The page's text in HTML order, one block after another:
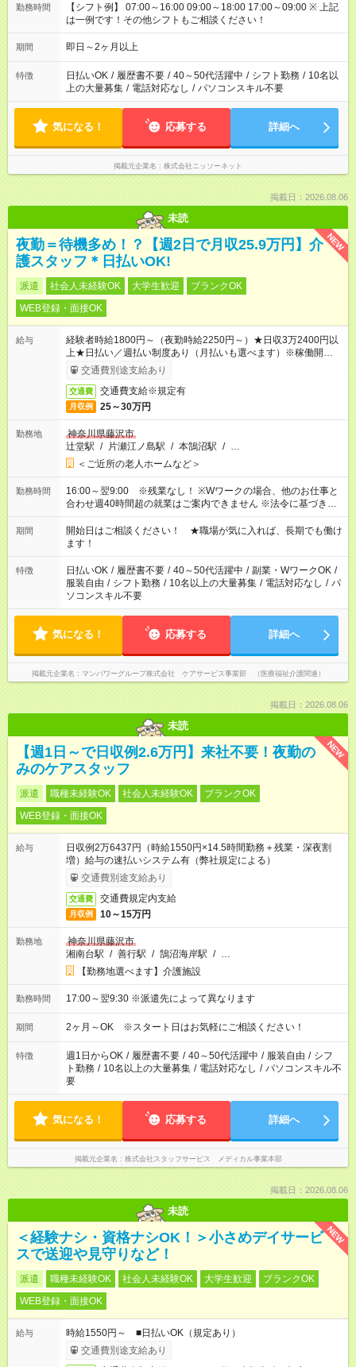
勤務時間
【シフト例】 07:00～16:00 09:00～18:00 17:00～09:00 ※ 上記
は一例です！その他シフトもご相談ください！
期間 即日～2ヶ月以上
特徴 日払いOK / 履歴書不要 / 40～50代活躍中 / シフト勤務 / 10名以
上の大量募集 / 電話対応なし / パソコンスキル不要
気になる！ 応募する 詳細へ
掲載元企業名 株式会社ニッソーネット
掲載日：2026.08.06
未読
NEW
夜勤＝待機多め！？【週2日で月収25.9万円】介
護スタッフ＊日払いOK!
派遣 社会人未経験OK 大学生歓迎
ブランクOK
WEB登録・面接OK
給与
経験者時給1800円～（夜勤時給2250円～）★日収3万2400円以
上★日払い／週払い制度あり（月払いも選べます）※稼働開始時
は手続き完了次第のお支払いとなります。
交通費別途支給あり
交通費 交通費支給※規定有
月収例 25～30万円
勤務地
神奈川県藤沢市
辻堂駅 / 片瀬江ノ島駅 / 本鵠沼駅 / …
＜ご近所の老人ホームなど＞
勤務時間
16:00～翌9:00 ※残業なし！ ※Wワークの場合、他のお仕事と
合わせ週40時間超の就業はご案内できません ※法令に基づき、
週20時間以上勤務は社会保険への加入対象となります ※労働者
派遣法（日雇い派遣の原則禁止）により、短時間・短期間の就
業はご案内が難しい場合があります
期間
開始日はご相談ください！ ★職場が気に入れば、長期でも働け
ます！
特徴 日払いOK / 履歴書不要 / 40～50代活躍中 / 副業・WワークOK /
服装自由 / シフト勤務 / 10名以上の大量募集 / 電話対応なし / パ
ソコンスキル不要
気になる！ 応募する 詳細へ
掲載元企業名 マンパワーグループ株式会社 ケアサービス事業部 （医療福祉介護関連）
掲載日：2026.08.06
未読
NEW
【週1日～で日収例2.6万円】来社不要！夜勤の
みのケアスタッフ
派遣 職種未経験OK 社会人未経験OK
ブランクOK
WEB登録・面接OK
給与
日収例2万6437円（時給1550円×14.5時間勤務＋残業・深夜割
増）給与の速払いシステム有（弊社規定による）
交通費別途支給あり
交通費 交通費規定内支給
月収例 10～15万円
勤務地
神奈川県藤沢市
湘南台駅 / 善行駅 / 鵠沼海岸駅 / …
【勤務地選べます】介護施設
勤務時間 17:00～翌9:30 ※派遣先によって異なります
期間 2ヶ月～OK ※スタート日はお気軽にご相談ください！
特徴 週1日からOK / 履歴書不要 / 40～50代活躍中 / 服装自由 / シフ
ト勤務 / 10名以上の大量募集 / 電話対応なし / パソコンスキル不
要
気になる！ 応募する 詳細へ
掲載元企業名 株式会社スタッフサービス メディカル事業本部
掲載日：2026.08.06
未読
NEW
＜経験ナシ・資格ナシOK！＞小さめデイサービ
スで送迎や見守りなど！
派遣 職種未経験OK 社会人未経験OK 大学生歓迎
ブランクOK
WEB登録・面接OK
給与
時給1550円～ ■日払いOK（規定あり）
交通費別途支給あり